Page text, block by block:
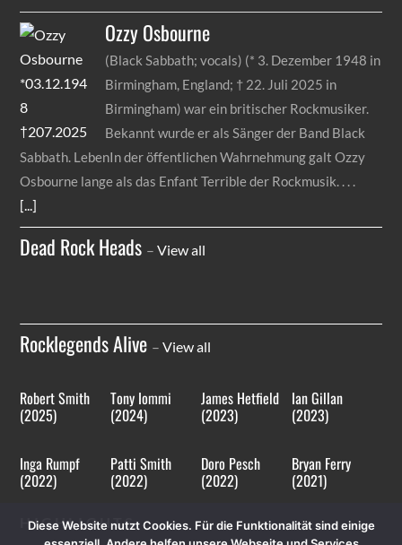
OzzyOsbourne
(Black Sabbath; vocals) (* 3. Dezember 1948 in
Birmingham, England; † 22. Juli 2025 in
Birmingham) war ein britischer Rockmusiker.
Bekannt wurde er als Sänger der Band Black
Sabbath. LebenIn der öffentlichen Wahrnehmung galt Ozzy
Osbourne lange als das Enfant Terrible der Rockmusik.
[...]
Dead Rock Heads –View all
Rocklegends Alive –View all
Robert Smith
(2025)
Tony Iommi
(2024)
James Hetfield
(2023)
Ian Gillan
(2023)
Inga Rumpf
(2022)
Patti Smith
(2022)
Doro Pesch
(2022)
Bryan Ferry
(2021)
HIGHLIGHTS
Diese Website nutzt Cookies. Für die Funktionalität sind einige